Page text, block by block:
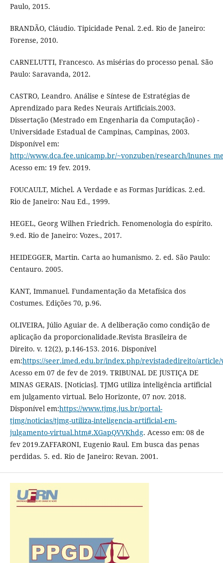
Paulo, 2015.
BRANDÃO, Cláudio. Tipicidade Penal. 2.ed. Rio de Janeiro:
Forense, 2010.
CARNELUTTI, Francesco. As misérias do processo penal. São
Paulo: Saravanda, 2012.
CASTRO, Leandro. Análise e Síntese de Estratégias de
Aprendizado para Redes Neurais Artificiais.2003.
Dissertação (Mestrado em Engenharia da Computação) -
Universidade Estadual de Campinas, Campinas, 2003.
Disponível em:
http://www.dca.fee.unicamp.br/~vonzuben/research/
Acesso em: 19 fev. 2019.
FOUCAULT, Michel. A Verdade e as Formas Jurídicas. 2.ed.
Rio de Janeiro: Nau Ed., 1999.
HEGEL, Georg Wilhen Friedrich. Fenomenologia do espírito.
9.ed. Rio de Janeiro: Vozes., 2017.
HEIDEGGER, Martin. Carta ao humanismo. 2. ed. São Paulo:
Centauro. 2005.
KANT, Immanuel. Fundamentação da Metafísica dos
Costumes. Edições 70, p.96.
OLIVEIRA, Júlio Aguiar de. A deliberação como condição de
aplicação da proporcionalidade.Revista Brasileira de
Direito. v. 12(2), p.146-153. 2016. Disponível
em:https://seer.imed.edu.br/index.php/revistadedireito/article/
Acesso em 07 de fev de 2019. TRIBUNAL DE JUSTIÇA DE
MINAS GERAIS. [Noticias]. TJMG utiliza inteligência artificial
em julgamento virtual. Belo Horizonte, 07 nov. 2018.
Disponível em:https://www.tjmg.jus.br/portal-
tjmg/noticias/tjmg-utiliza-inteligencia-artificial-em-
julgamento-virtual.htm#.XGapQVVKhdg. Acesso em: 08 de
fev 2019.ZAFFARONI, Eugenio Raul. Em busca das penas
perdidas. 5. ed. Rio de Janeiro: Revan. 2001.